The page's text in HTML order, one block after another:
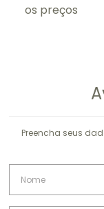
os preços
Preencha seus